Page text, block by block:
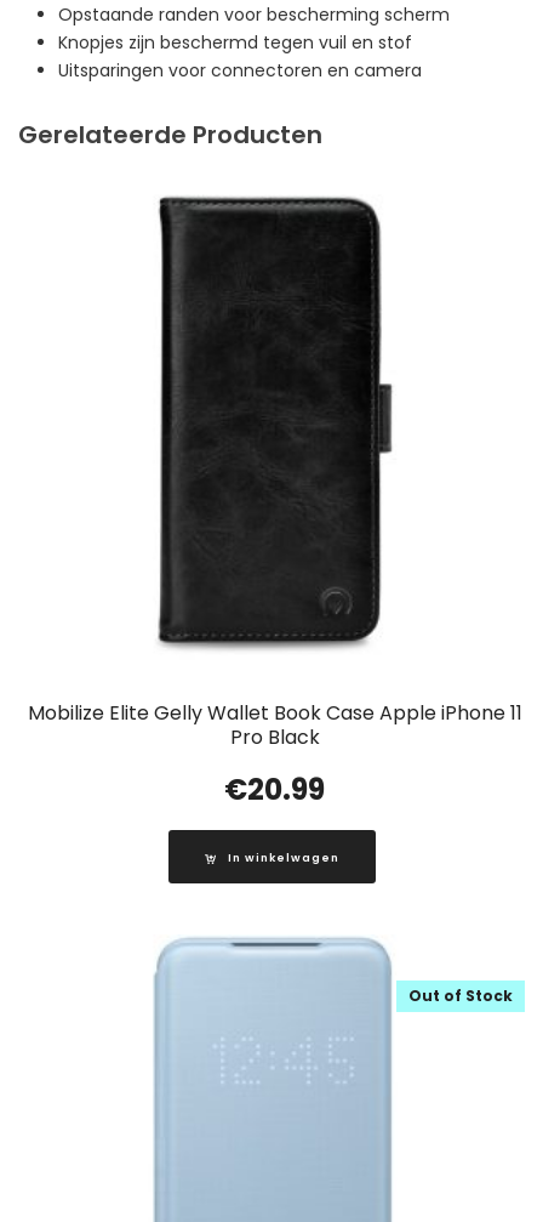
Opstaande randen voor bescherming scherm
Knopjes zijn beschermd tegen vuil en stof
Uitsparingen voor connectoren en camera
Gerelateerde Producten
Mobilize Elite Gelly Wallet Book Case Apple iPhone 11
Pro Black
€20.99
In winkelwagen
Out of Stock